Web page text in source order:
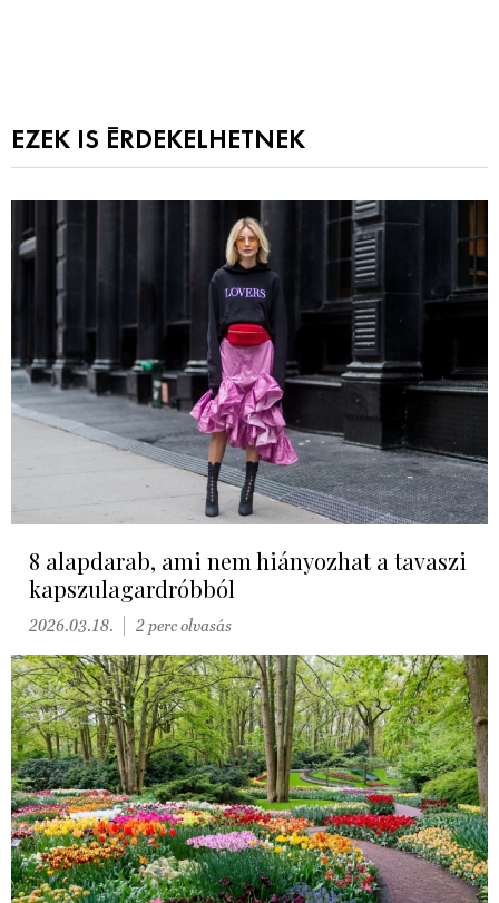
EZEK IS ÉRDEKELHETNEK
8 alapdarab, ami nem hiányozhat a tavaszi
kapszulagardróbból
2026.03.18. 2 perc olvasás